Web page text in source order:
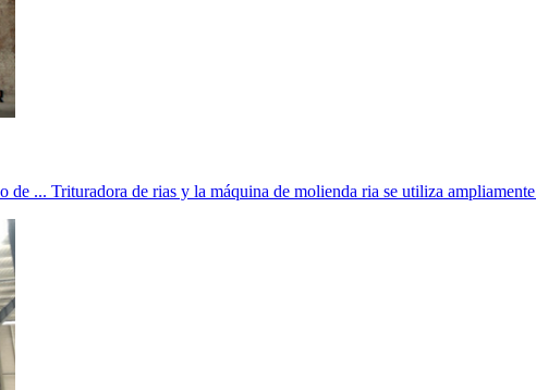
de ... Trituradora de rias y la máquina de molienda ria se utiliza